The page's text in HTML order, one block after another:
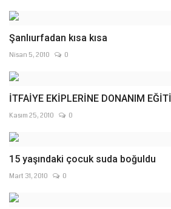
Şanlıurfadan kısa kısa
Nisan 5, 2010 0
İTFAİYE EKİPLERİNE DONANIM
Kasım 25, 2010 0
15 yaşındaki çocuk suda boğuldu
Mart 31, 2010 0